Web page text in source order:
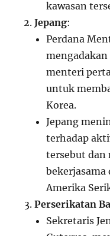
kawasan
Jepang:
Perdana
menteri
untuk
Korea.
Jepang
terhadap
tersebut dan
bekerjasama
Amerika
Perserikatan
Sekretaris